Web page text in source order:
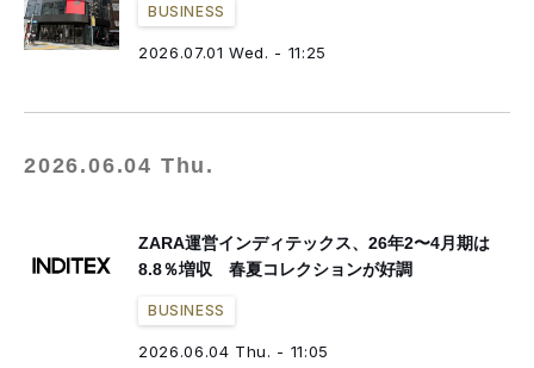
BUSINESS
2026.07.01 Wed. - 11:25
2026.06.04 Thu.
ZARA運営インディテックス、26年2〜4月期は
8.8％増収 春夏コレクションが好調
BUSINESS
2026.06.04 Thu. - 11:05